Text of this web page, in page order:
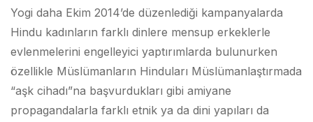
Yogi daha Ekim 2014’de düzenlediği kampanyalarda
Hindu kadınların farklı dinlere mensup erkeklerle
evlenmelerini engelleyici yaptırımlarda bulunurken
özellikle Müslümanların Hinduları Müslümanlaştırmada
“aşk cihadı”na başvurdukları gibi amiyane
propagandalarla farklı etnik ya da dini yapıları da